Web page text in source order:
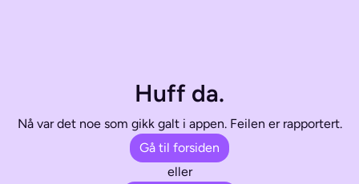
Huff da.
Nå var det noe som gikk galt i appen. Feilen er rapportert.
Gå til forsiden
eller